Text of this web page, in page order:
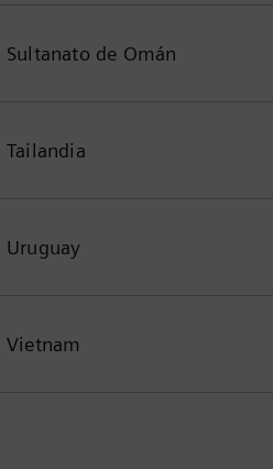
Sultanato de Omán
Tailandia
Uruguay
Vietnam